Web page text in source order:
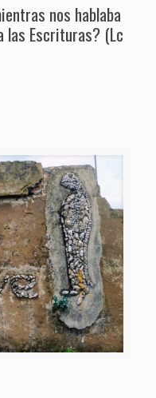
nos hablaba
las Escrituras? (Lc